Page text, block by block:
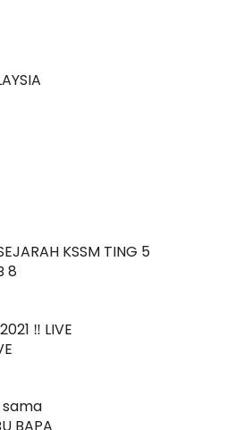
KSSM TING 5
8
‼️ LIVE
sama